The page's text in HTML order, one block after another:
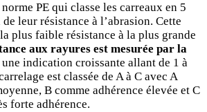
PE qui classe les carreaux en 5
leur résistance à l’abrasion. Cette
plus faible résistance à la plus grande
aux rayures est mesurée par la
une indication croissante allant de 1 à
est classée de A à C avec A
B comme adhérence élevée et C
forte adhérence.